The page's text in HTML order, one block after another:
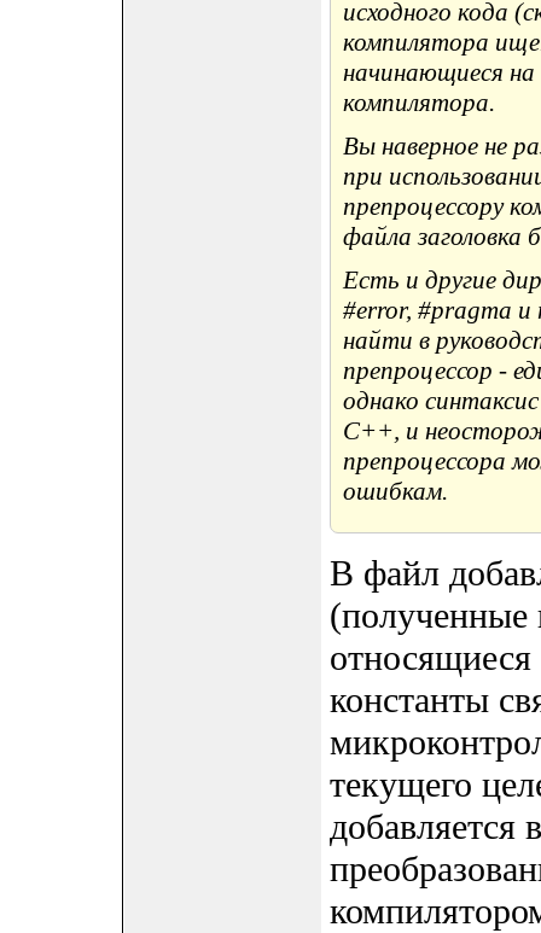
исходного кода
компилятора
начинающиеся
компилятора.
Вы наверное не
при
препроцессору
файла заголовка
Есть и другие
#error, #pragma
найти в
препроцессор -
однако
C++, и
препроцессора
ошибкам.
В файл
(полученные
константы
текущего
добавляется